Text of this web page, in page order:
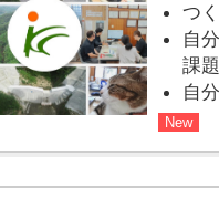
つ
自
課
自
New